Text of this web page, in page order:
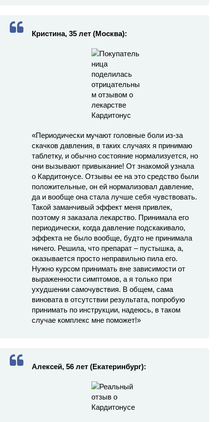
Кристина, 35 лет (Москва):
«Периодически мучают головные боли из-за
скачков давления, в таких случаях я принимаю
таблетку, и обычно состояние нормализуется, но
они вызывают привыкание! От знакомой узнала
о Кардитонусе. Отзывы ее на это средство были
положительные, он ей нормализовал давление,
да и вообще она стала лучше себя чувствовать.
Такой заманчивый эффект меня привлек,
поэтому я заказала лекарство. Принимала его
периодически, когда давление подскакивало,
эффекта не было вообще, будто не принимала
ничего. Решила, что препарат – пустышка, а,
оказывается просто неправильно пила его.
Нужно курсом принимать вне зависимости от
выраженности симптомов, а я только при
ухудшении самочувствия. В общем, сама
виновата в отсутствии результата, попробую
принимать по инструкции, надеюсь, в таком
случае комплекс мне поможет!»
Алексей, 56 лет (Екатеринбург):